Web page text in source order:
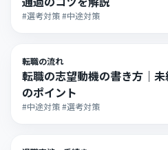
#選考対策 #中途対策
転職の流れ
転職の志望動機の書き方｜
のポイント
#中途対策 #選考対策